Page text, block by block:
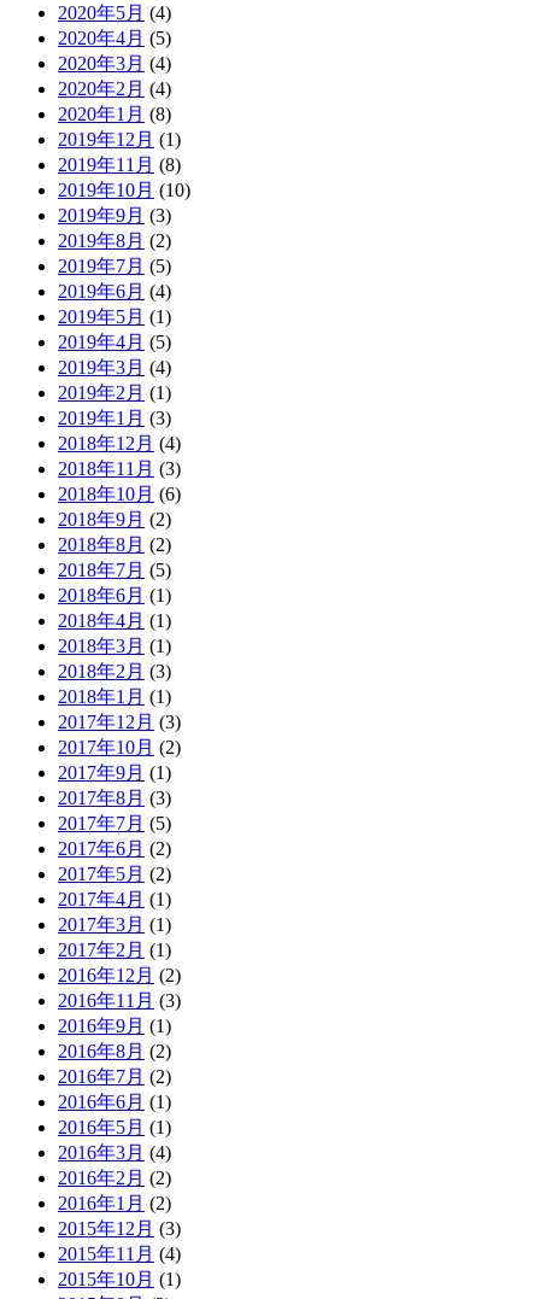
2020年5月 (4)
2020年4月 (5)
2020年3月 (4)
2020年2月 (4)
2020年1月 (8)
2019年12月 (1)
2019年11月 (8)
2019年10月 (10)
2019年9月 (3)
2019年8月 (2)
2019年7月 (5)
2019年6月 (4)
2019年5月 (1)
2019年4月 (5)
2019年3月 (4)
2019年2月 (1)
2019年1月 (3)
2018年12月 (4)
2018年11月 (3)
2018年10月 (6)
2018年9月 (2)
2018年8月 (2)
2018年7月 (5)
2018年6月 (1)
2018年4月 (1)
2018年3月 (1)
2018年2月 (3)
2018年1月 (1)
2017年12月 (3)
2017年10月 (2)
2017年9月 (1)
2017年8月 (3)
2017年7月 (5)
2017年6月 (2)
2017年5月 (2)
2017年4月 (1)
2017年3月 (1)
2017年2月 (1)
2016年12月 (2)
2016年11月 (3)
2016年9月 (1)
2016年8月 (2)
2016年7月 (2)
2016年6月 (1)
2016年5月 (1)
2016年3月 (4)
2016年2月 (2)
2016年1月 (2)
2015年12月 (3)
2015年11月 (4)
2015年10月 (1)